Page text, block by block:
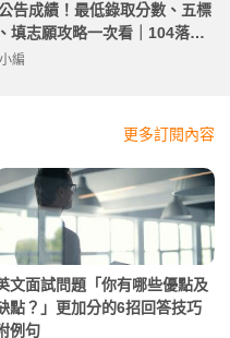
告成績！最低錄取分數、五標
填志願攻略一次看｜104落點
編
更多訂閱內容
文面試問題「你有哪些優點及
點？」更加分的6招回答技巧
例句